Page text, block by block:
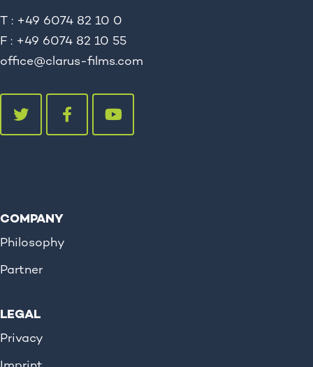
T : +49 6074 82 10 0
F : +49 6074 82 10 55
office@clarus-films.com
COMPANY
Philosophy
Partner
LEGAL
Privacy